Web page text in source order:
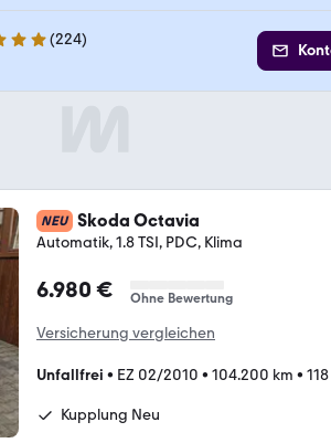
(224)
NEU Skoda Octavia
Automatik, 1.8 TSI, PDC, Klima
6.980 € Ohne Bewertung
Versicherung vergleichen
Unfallfrei • EZ 02/2010 • 104.200 km •
Kupplung Neu